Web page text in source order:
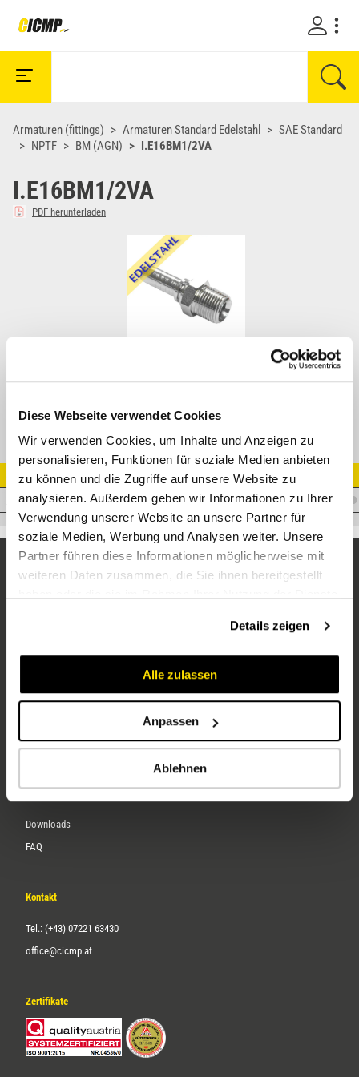
Diese Webseite verwendet Cookies
Wir verwenden Cookies, um Inhalte und Anzeigen zu
personalisieren, Funktionen für soziale Medien anbieten
zu können und die Zugriffe auf unsere Website zu
analysieren. Außerdem geben wir Informationen zu Ihrer
Verwendung unserer Website an unsere Partner für
soziale Medien, Werbung und Analysen weiter. Unsere
Partner führen diese Informationen möglicherweise mit
weiteren Daten zusammen, die Sie ihnen bereitgestellt
Details zeigen
Alle zulassen
Anpassen
Ablehnen
Armaturen (fittings) Armaturen Standard Edelstahl
SAE Standard
NPTF
BM (AGN) I.E16BM1/2VA
I.E16BM1/2VA
PDF herunterladen
Artikel Nr.
I.E16BM1/2VA
Karriere
Downloads
FAQ
Kontakt
Tel.: (+43) 07221 63430
office@cicmp.at
Zertifikate